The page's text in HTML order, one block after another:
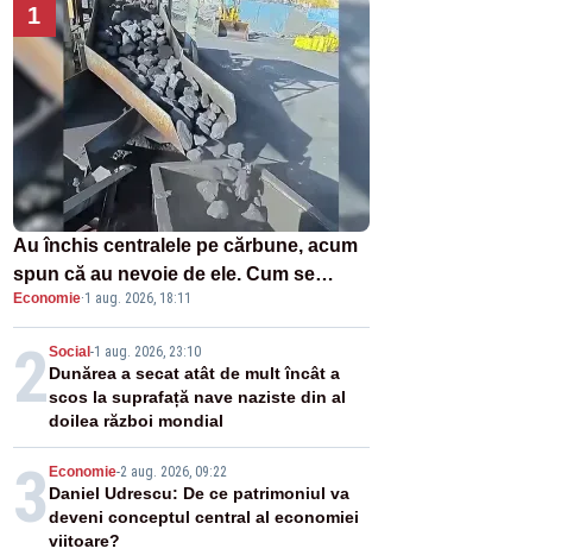
1
Au închis centralele pe cărbune, acum
spun că au nevoie de ele. Cum se
pasează vina în plină criză energetică
Economie·1 aug. 2026, 18:11
2Social -1 aug. 2026, 23:10
Dunărea a secat atât de mult încât a
scos la suprafață nave naziste din al
doilea război mondial
3 Economie-2 aug. 2026, 09:22
Daniel Udrescu: De ce patrimoniul va
deveni conceptul central al economiei
viitoare?